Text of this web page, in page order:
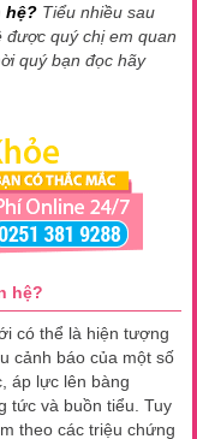
hệ? Tiểu nhiều sau
quý chị em quan
quý bạn đọc hãy
hệ?
thể là hiện tượng
cảnh báo của một số
áp lực lên bàng
tức và buồn tiểu. Tuy
theo các triệu chứng